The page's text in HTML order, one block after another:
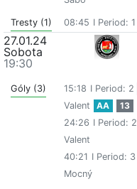
Tresty (1) 08:45 I Period: 1
27.01.24
Sobota
19:30
Góly (3) 15:18 I Period: 2
Valent
AA 13
24:26 I Period: 2
Valent
40:21 I Period: 3
Mocný